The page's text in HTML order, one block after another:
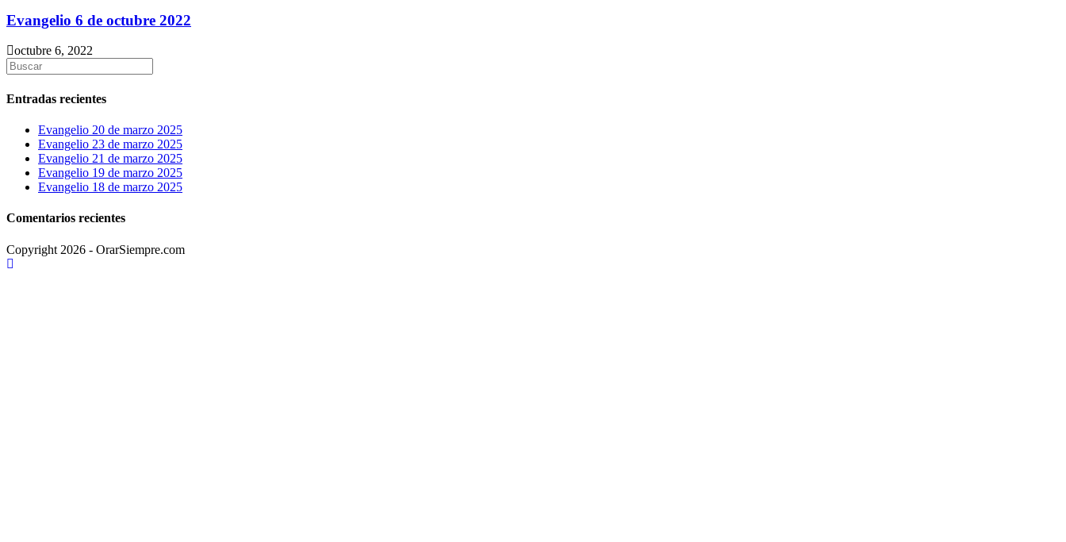
Evangelio 6 de octubre 2022
octubre 6, 2022
Entradas recientes
Evangelio 20 de marzo 2025
Evangelio 23 de marzo 2025
Evangelio 21 de marzo 2025
Evangelio 19 de marzo 2025
Evangelio 18 de marzo 2025
Comentarios recientes
Copyright 2026 - OrarSiempre.com